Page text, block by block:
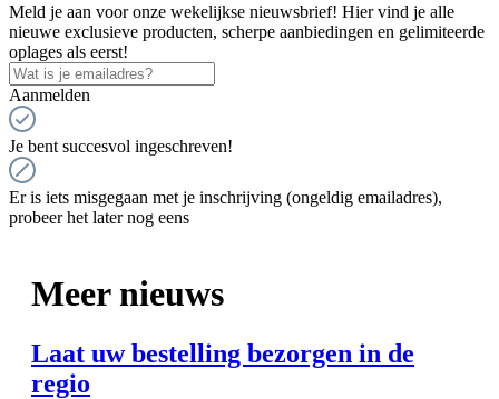
Meld je aan voor onze wekelijkse nieuwsbrief! Hier vind je alle
nieuwe exclusieve producten, scherpe aanbiedingen en gelimiteerde
oplages als eerst!
Aanmelden
Je bent succesvol ingeschreven!
Er is iets misgegaan met je inschrijving (ongeldig emailadres),
probeer het later nog eens
Meer nieuws
Laat uw bestelling bezorgen in de
regio